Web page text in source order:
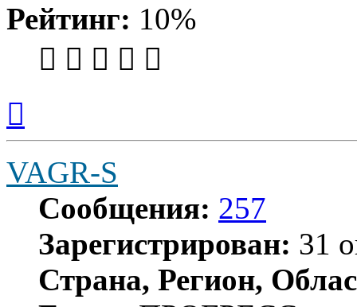
Рейтинг: 10%
началу
VAGR-S
Сообщения: 257
Зарегистрирован: 31
Страна, Регион,